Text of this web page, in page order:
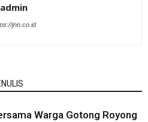
admin
jnn.co.id
Warga Gotong Royong